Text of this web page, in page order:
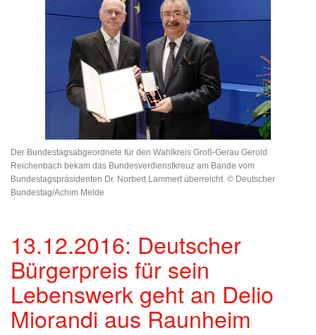
Der Bundestagsabgeordnete für den Wahlkreis Groß-Gerau Gerold
Reichenbach bekam das Bundesverdienstkreuz am Bande vom
Bundestagspräsidenten Dr. Norbert Lammert überreicht. © Deutscher
Bundestag/Achim Melde
13.12.2016: Deutscher
Bürgerpreis für sein
Lebenswerk geht an Delio
Miorandi aus Raunheim